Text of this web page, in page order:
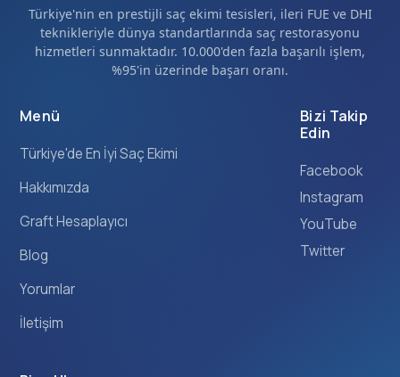
Türkiye'nin en prestijli saç ekimi tesisleri, ileri FUE ve DHI
teknikleriyle dünya standartlarında saç restorasyonu
hizmetleri sunmaktadır. 10.000'den fazla başarılı işlem,
%95'in üzerinde başarı oranı.
Menü
Türkiye'de En İyi Saç Ekimi
Hakkımızda
Graft Hesaplayıcı
Blog
Yorumlar
İletişim
Bizi Takip
Edin
Facebook
Instagram
YouTube
Twitter